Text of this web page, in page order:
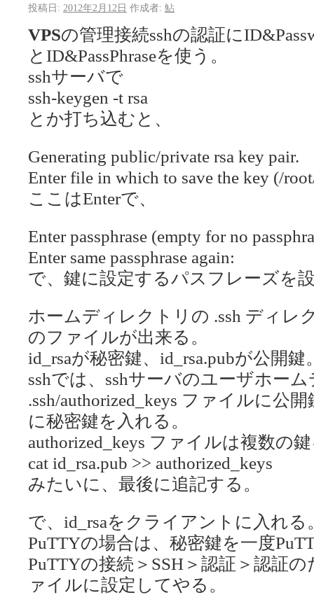
投稿日: 2012年2月12日 作成者: 鮎
VPSの管理接続sshの認証に
とID&PassPhraseを使う。
sshサーバで
ssh-keygen -t rsa
とか打ち込むと、
Generating public/private rsa key pair.
Enter file in which to save the key (/
ここはEnterで、
Enter passphrase (empty for no
Enter same passphrase again:
で、鍵に設定するパスフレーズを
ホームディレクトリの .ssh ディレ
のファイルが出来る。
id_rsaが秘密鍵、id_rsa.pubが公開鍵
sshでは、sshサーバのユーザホー
.ssh/authorized_keys ファイルに公
に秘密鍵を入れる。
authorized_keys ファイルは複数の
cat id_rsa.pub >> authorized_keys
みたいに、最後に追記する。
で、id_rsaをクライアントに入れる
PuTTYの場合は、秘密鍵を一度
PuTTYの接続＞SSH＞認証＞認証
ァイルに設定してやる。